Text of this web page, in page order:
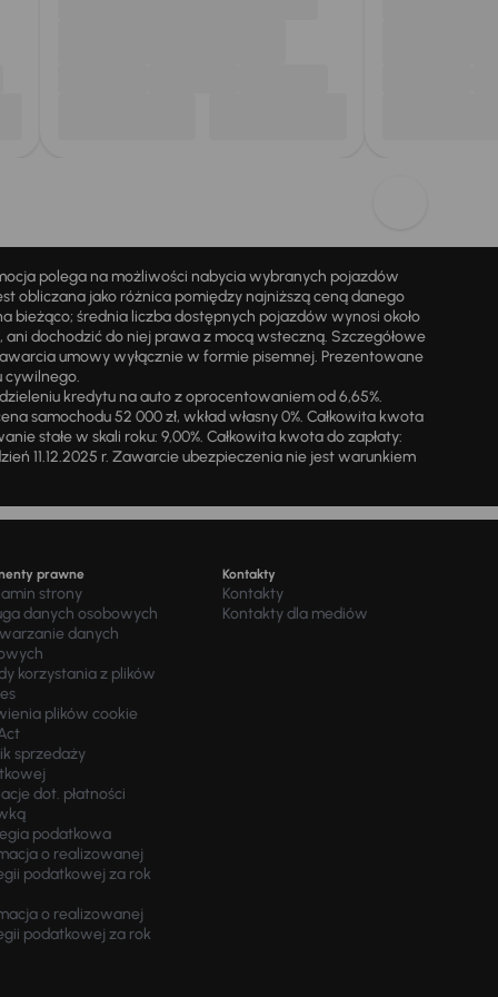
polega na możliwości nabycia wybranych pojazdów
obliczana jako różnica pomiędzy najniższą ceną danego
bieżąco; średnia liczba dostępnych pojazdów wynosi około
dochodzić do niej prawa z mocą wsteczną. Szczegółowe
umowy wyłącznie w formie pisemnej. Prezentowane
cywilnego.
kredytu na auto z oprocentowaniem od 6,65%.
samochodu 52 000 zł, wkład własny 0%. Całkowita kwota
stałe w skali roku: 9,00%. Całkowita kwota do zapłaty:
11.12.2025 r. Zawarcie ubezpieczenia nie jest warunkiem
prawne
strony
danych osobowych
danych
korzystania z plików
plików cookie
sprzedaży
dot. płatności
podatkowa
o realizowanej
podatkowej za rok
o realizowanej
podatkowej za rok
Kontakty
Kontakty
Kontakty dla mediów